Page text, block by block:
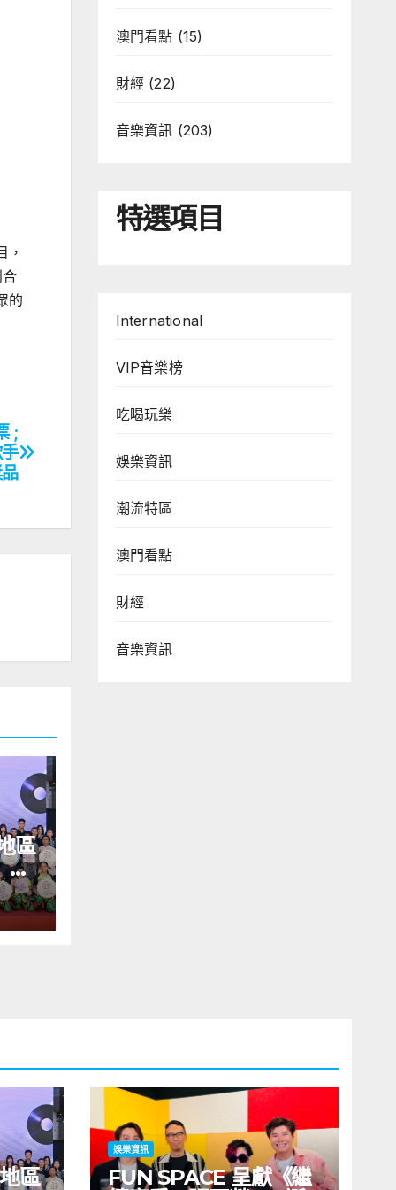
，
的
;
區
藝
》
王
澳門看點 (15)
財經(22)
音樂資訊 (203)
特選項目
International
VIP音樂榜
吃喝玩樂
娛樂資訊
潮流特區
澳門看點
財經
音樂資訊
區
娛樂資訊
FUN SPACE 呈獻《繼